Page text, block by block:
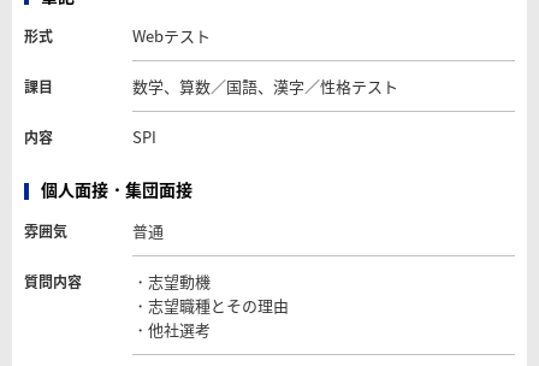
形式 Webテスト
課目 数学、算数／国語、漢字／性格テスト
内容 SPI
個人面接・集団面接
雰囲気 普通
質問内容
・志望動機
・志望職種とその理由
・他社選考